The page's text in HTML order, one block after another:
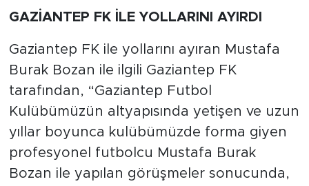
GAZİANTEP FK İLE YOLLARINI AYIRDI
Gaziantep FK ile yollarını ayıran Mustafa
Burak Bozan ile ilgili Gaziantep FK
tarafından, “Gaziantep Futbol
Kulübümüzün altyapısında yetişen ve uzun
yıllar boyunca kulübümüzde forma giyen
profesyonel futbolcu Mustafa Burak
Bozan ile yapılan görüşmeler sonucunda,